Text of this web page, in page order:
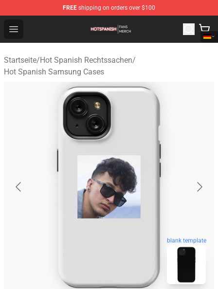
FREE shipping on orders over $100
Open menu
Hot Spanish Shop - Official Hot Spanish Merchandise
Startseite/Hot Spanish Rechtssachen/
Hot Spanish Samsung Cases
blank template